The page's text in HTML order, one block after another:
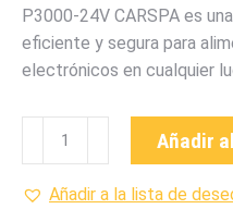
P3000-24V CARSPA es
eficiente y segura para
electrónicos en cualquier
P3000-
Inversor
Añadir
Añadir a la lista de